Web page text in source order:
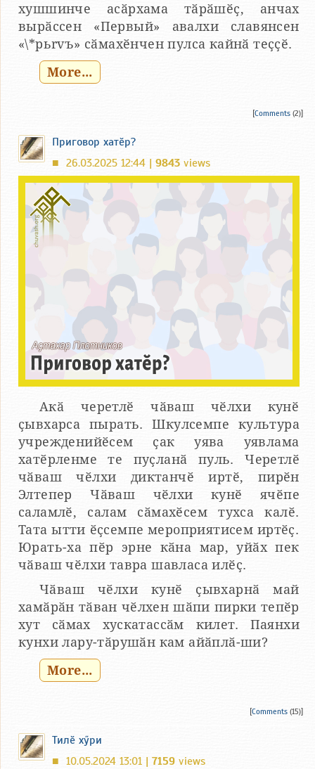
хушшинче асӑрхама тӑрӑшӗҫ, анчах
вырӑссен «Первый» авалхи славянсен
«\*pьrvъ» сӑмахӗнчен пулса кайнӑ теҫҫӗ.
More...
[Comments (2)]
Приговор хатӗр?
■ 26.03.2025 12:44 | 9843 views
Акӑ черетлӗ чӑваш чӗлхи кунӗ
ҫывхарса пырать. Шкулсемпе культура
учрежденийӗсем ҫак уява уявлама
хатӗрленме те пуҫланӑ пуль. Черетлӗ
чӑваш чӗлхи диктанчӗ иртӗ, пирӗн
Элтепер Чӑваш чӗлхи кунӗ ячӗпе
саламлӗ, салам сӑмахӗсем тухса калӗ.
Тата ытти ӗҫсемпе мероприятисем иртӗҫ.
Юрать-ха пӗр эрне кӑна мар, уйӑх пек
чӑваш чӗлхи тавра шавласа илӗҫ.
Чӑваш чӗлхи кунӗ ҫывхарнӑ май
хамӑрӑн тӑван чӗлхен шӑпи пирки тепӗр
хут сӑмах хускатассӑм килет. Паянхи
кунхи лару-тӑрушӑн кам айӑплӑ-ши?
More...
[Comments (15)]
Тилӗ хӳри
■ 10.05.2024 13:01 | 7159 views